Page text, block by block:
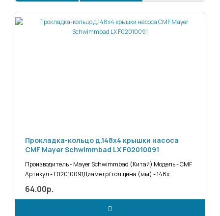
Прокладка-кольцо д.148х4 крышки насоса
CMF Mayer Schwimmbad LX F02010091
Производитель - Mayer Schwimmbad (Китай) Модель - CMF
Артикул - F02010091Диаметр/толщина (мм) - 148х..
64.00р.